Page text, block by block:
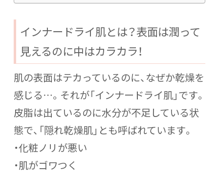
インナードライ肌とは？表面は潤って
見えるのに中はカラカラ！
肌の表面はテカっているのに、なぜか乾燥を
感じる…。それが「インナードライ肌」です。
皮脂は出ているのに水分が不足している状
態で、「隠れ乾燥肌」とも呼ばれています。
・化粧ノリが悪い
・肌がゴワつく